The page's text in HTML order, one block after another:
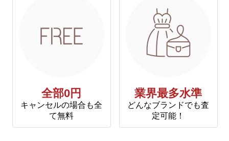
全部0円
キャンセルの場合も全
て無料
業界最多水準
どんなブランドでも査
定可能！